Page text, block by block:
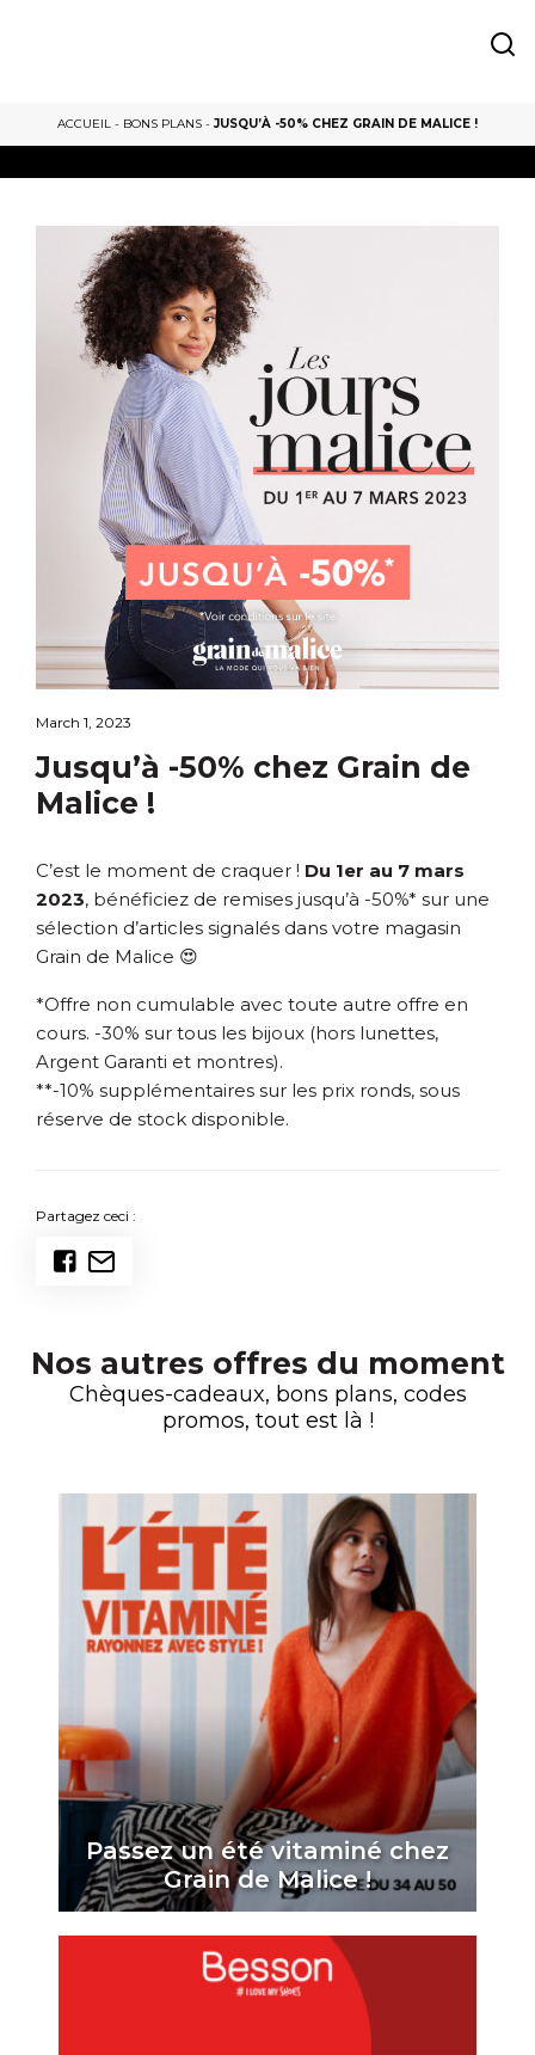
ACCUEIL - BONS PLANS - JUSQU’À -50% CHEZ GRAIN DE MALICE !
March 1, 2023
Jusqu’à -50% chez Grain de
Malice !
C’est le moment de craquer ! Du 1er au 7 mars
2023, bénéficiez de remises jusqu’à -50%* sur une
sélection d’articles signalés dans votre magasin
Grain de Malice 😍
*Offre non cumulable avec toute autre offre en
cours. -30% sur tous les bijoux (hors lunettes,
Argent Garanti et montres).
**-10% supplémentaires sur les prix ronds, sous
réserve de stock disponible.
Partagez ceci :
Nos autres offres du moment
Chèques-cadeaux, bons plans, codes
promos, tout est là !
Passez un été vitaminé chez
Grain de Malice !